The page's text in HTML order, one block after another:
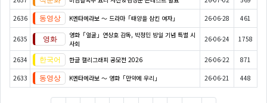
2636 K엔타메라보 ～ 드라마「태양을 삼킨 여자」 26-06-28 461
2635
영화「얼굴」연상호 감독, 박정민 방일 기념 특별 시
사회
26-06-24 1758
2634 한글 캘리그래피 공모전 2026 26-06-22 871
2633 K엔타메라보 ～ 영화「만약에 우리」 26-06-21 448